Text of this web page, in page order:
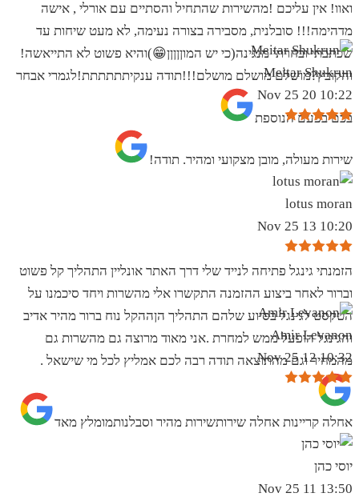
ואוו! אין עליכם !מהשירות שהתחיל והסתיים עם אורלי , אישה
מדהימה!!! סובלנית, מסבירה בצורה נעימה, לא מעט שיחות עד
שכתבתי ובחרתי מנגינה(כי יש המוןןןןן😁)והיא פשוט לא התייאשה!
והקובץ?מושלם מושלם מושלם!!!תודה ענקיתתתתתת!לגמרי אבחר
בכם בפעם הנוספת
Meitar Shukrun
10:22 20 Nov 25
שירות מעולה, מובן מצקועי ומהיר. תודה!
lotus moran
10:20 13 Nov 25
הזמנתי גינגל פתיחה לנייד שלי דרך האתר אונליין התהליך קל פשוט
וברור לאחר ביצוע ההזמנה התקשרו אלי מהשרות ויחד סיכמנו על
הטקסט לגינגל בסיוע שלהם התהליך הןההקל נוח ברור מהיר אדיב
והגינגל הופעל ממש למחרת .אני מאוד מרוצה גם מהשרות גם
מהמחיר וגם מהתוצאה תודה רבה לכם אמליץ לכל מי שישאל .
Amir Levanon
10:32 12 Nov 25
אחלה קריינות אחלה שירותשירות מהיר וסבלנותמומלץ מאד
יוסי כהן
13:50 11 Nov 25